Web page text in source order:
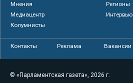
Мнения
Регионы
Медиацентр
Интервью
Колумнисты
Контакты Реклама Вакансии
© «Парламентская газета», 2026 г.